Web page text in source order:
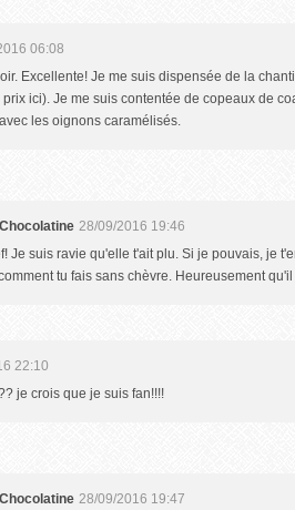
06:08
Excellente! Je me suis dispensée de la
ici). Je me suis contentée de copeaux de
les oignons caramélisés.
28/09/2016 19:46
Je suis ravie qu'elle t'ait plu. Si je pouvais, je
tu fais sans chèvre. Heureusement
22:10
je crois que je suis fan!!!!
28/09/2016 19:47